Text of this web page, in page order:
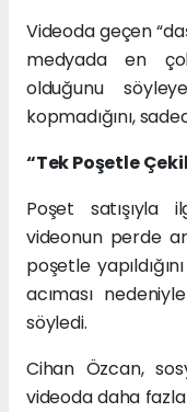
Videoda geçen
medyada en
olduğunu
kopmadığını,
“Tek Poşetle
Poşet satışıyla
videonun perde
poşetle
acıması
söyledi.
Cihan Özcan,
videoda daha fazla